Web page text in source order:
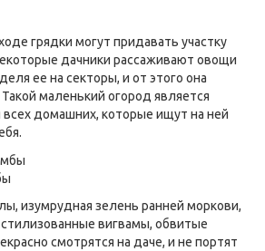
грядки могут придавать участку
дачники рассаживают овощи
ее на секторы, и от этого она
маленький огород является
домашних, которые ищут на ней
изумрудная зелень ранней моркови,
вигвамы, обвитые
смотрятся на даче, и не портят